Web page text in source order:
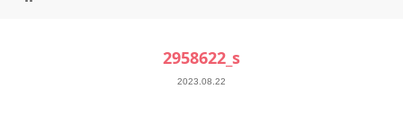
2958622_s
2023.08.22